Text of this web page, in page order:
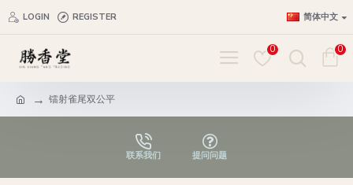
LOGIN REGISTER 简体中文
0 0
镭射雀尾双公平
联系我们 提问问题